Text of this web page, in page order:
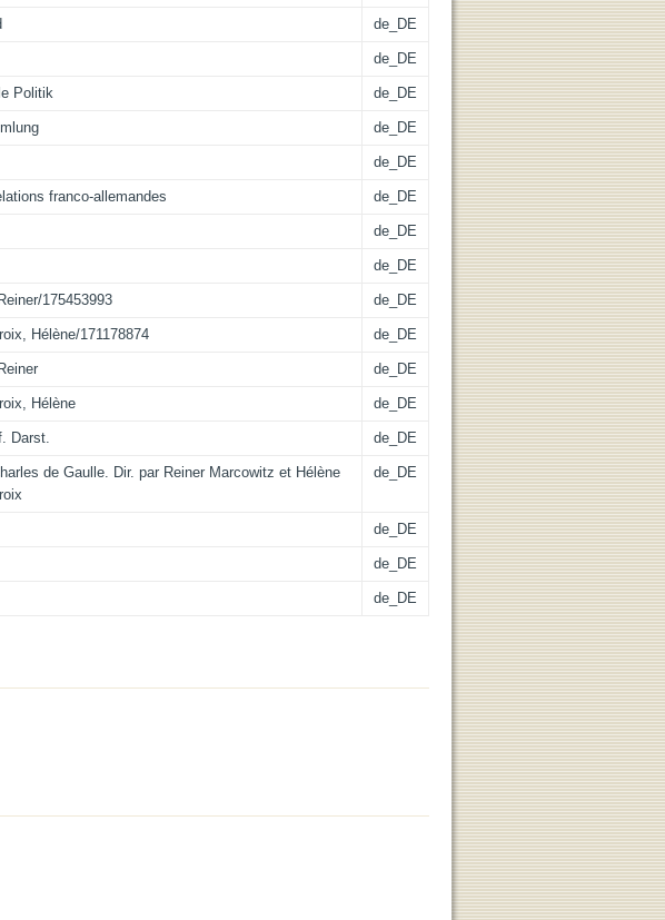
de_DE
de_DE
Politik de_DE
de_DE
de_DE
franco-allemandes de_DE
de_DE
de_DE
175453993 de_DE
Hélène/171178874 de_DE
de_DE
Hélène de_DE
Darst. de_DE
de Gaulle. Dir. par Reiner Marcowitz et Hélène
de_DE
de_DE
de_DE
de_DE